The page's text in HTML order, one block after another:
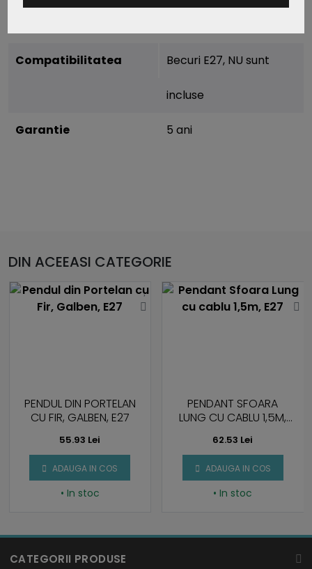
Compatibilitatea Becuri E27, NU sunt
incluse
Garantie 5 ani
DIN ACEEASI CATEGORIE
PENDUL DIN PORTELAN
CU FIR, GALBEN, E27
55.93 Lei
ADAUGA IN COS
• In stoc
PENDANT SFOARA
LUNG CU CABLU 1,5M,
62.53 Lei
ADAUGA IN COS
• In stoc
CATEGORII PRODUSE